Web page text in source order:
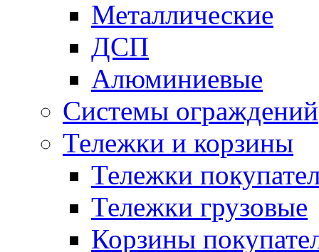
Металлические
ДСП
Алюминиевые
Системы ограждений
Тележки и корзины
Тележки
Тележки грузовые
Корзины